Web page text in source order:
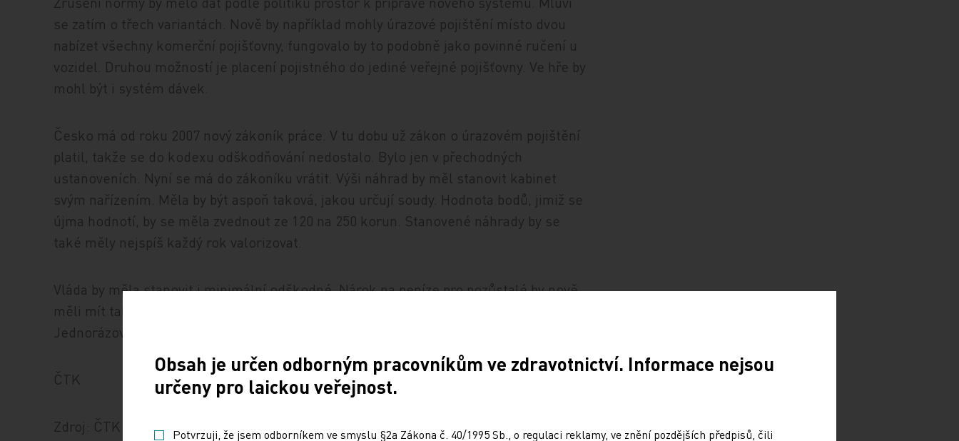
se zatím o třech variantách. Nově by například mohly úrazové pojištění místo dvou
nabízet všechny komerční pojišťovny, fungovalo by to podobně jako povinné ručení u
vozidel. Druhou možností je placení pojistného do jediné veřejné pojišťovny. Ve hře by
mohl být i systém dávek.
Česko má od roku 2007 nový zákoník práce. V tu dobu už zákon o úrazovém pojištění
platil, takže se do kodexu odškodňování nedostalo. Bylo jen v přechodných
ustanoveních. Nyní se má do zákoníku vrátit. Výši náhrad by měl stanovit kabinet
svým nařízením. Měla by být aspoň taková, jakou určují soudy. Hodnota bodů, jimiž se
újma hodnotí, by se měla zvednout ze 120 na 250 korun. Stanovené náhrady by se
také měly nejspíš každý rok valorizovat.
Vláda by měla stanovit i minimální odškodné. Nárok na peníze pro pozůstalé by nově
měli mít také registrovaní partneři či partnerky, jejichž protějšek v práci zahynul.
Jednorázová částka činí 240.000 korun.
ČTK
Zdroj: ČTK
Obsah je určen odborným pracovníkům ve zdravotnictví. Informace nejsou
určeny pro laickou veřejnost.
Potvrzuji, že jsem odborníkem ve smyslu §2a Zákona č. 40/1995 Sb., o regulaci reklamy, ve znění pozdějších předpisů, čili